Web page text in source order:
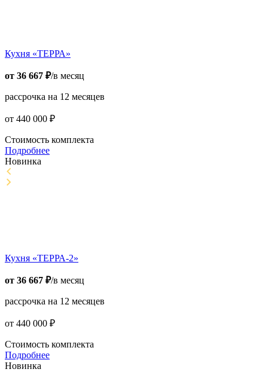
Кухня «ТЕРРА»
от 36 667 ₽/в месяц
рассрочка на 12 месяцев
от 440 000 ₽
Стоимость комплекта
Подробнее
Новинка
Кухня «ТЕРРА-2»
от 36 667 ₽/в месяц
рассрочка на 12 месяцев
от 440 000 ₽
Стоимость комплекта
Подробнее
Новинка